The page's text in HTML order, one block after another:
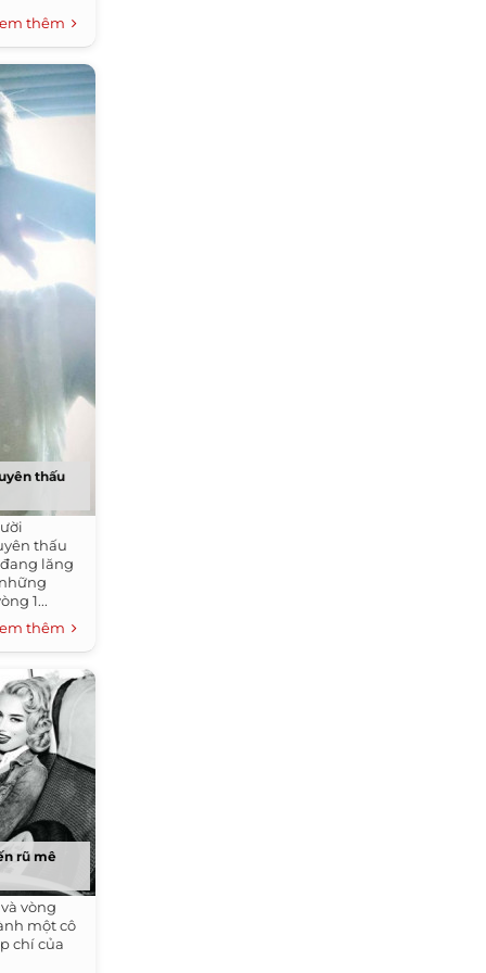
thêm
thấu
thấu
lăng
1...
thêm
rũ mê
vòng
một cô
chí của